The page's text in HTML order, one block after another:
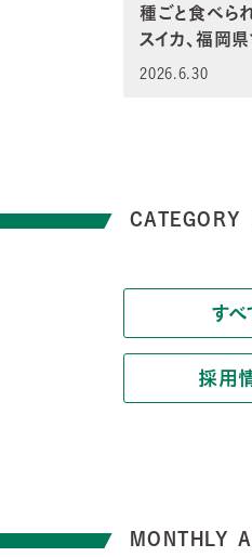
種ごと食べら
スイカ、福岡
2026.6.30
CATEGORY
すべ
採用
MONTHLY